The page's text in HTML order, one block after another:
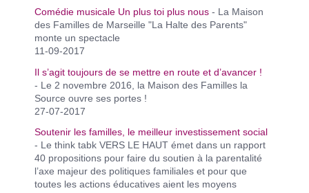
Comédie musicale Un plus toi plus nous - La Maison
des Familles de Marseille "La Halte des Parents"
monte un spectacle
11-09-2017
Il s’agit toujours de se mettre en route et d’avancer !
- Le 2 novembre 2016, la Maison des Familles la
Source ouvre ses portes !
27-07-2017
Soutenir les familles, le meilleur investissement social
- Le think tabk VERS LE HAUT émet dans un rapport
40 propositions pour faire du soutien à la parentalité
l’axe majeur des politiques familiales et pour que
toutes les actions éducatives aient les moyens